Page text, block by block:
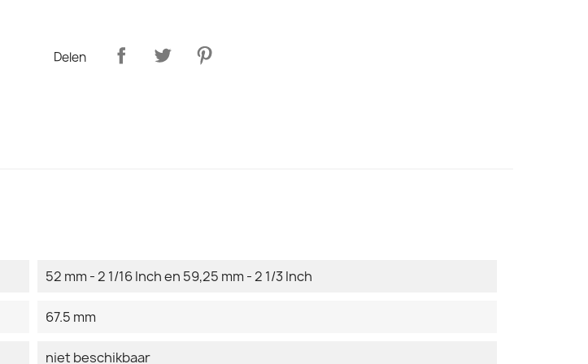
Delen
52 mm - 2 1/16 Inch en 59,25 mm - 2 1/3 Inch
67.5 mm
niet beschikbaar